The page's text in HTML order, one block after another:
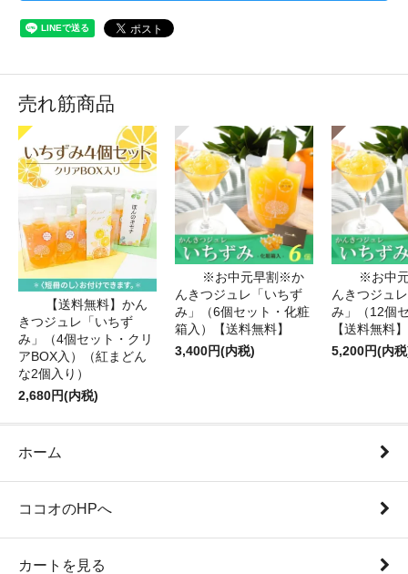
売れ筋商品
【送料無料】かん
きつジュレ「いちず
み」（4個セット・クリ
アBOX入）（紅まどん
な2個入り）
2,680円(内税)
※お中元早割※か
んきつジュレ「いちず
み」（6個セット・化粧
箱入）【送料無料】
3,400円(内税)
※お中
んきつジュ
み」（12個
【送料無料】
5,200円(内
ホーム
ココオのHPへ
カートを見る